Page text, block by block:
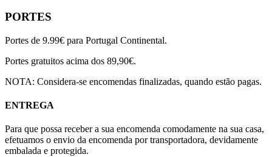
PORTES
Portes de 9.99€ para Portugal Continental.
Portes gratuitos acima dos 89,90€.
NOTA: Considera-se encomendas finalizadas, quando estão pagas.
ENTREGA
Para que possa receber a sua encomenda comodamente na sua casa,
efetuamos o envio da encomenda por transportadora, devidamente
embalada e protegida.